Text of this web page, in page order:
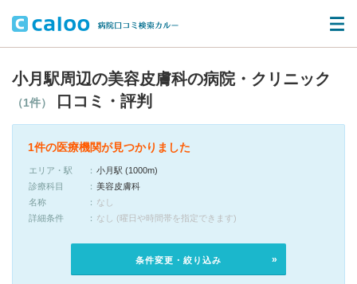
小月駅周辺の美容皮膚科の病院・クリニック
（1件） 口コミ・評判
1件の医療機関が見つかりました
エリア・駅
小月駅 (1000m)
診療科目
美容皮膚科
名称
なし
詳細条件
なし (曜日や時間帯を指定できます)
条件変更・絞り込み